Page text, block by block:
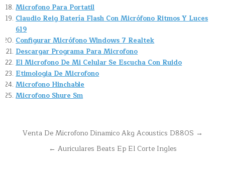
Microfono Para Portatil
Claudio Reig Batería Flash Con Micrófono Ritmos Y Luces
619
Configurar Micrófono Windows 7 Realtek
Descargar Programa Para Microfono
El Microfono De Mi Celular Se Escucha Con Ruido
Etimologia De Microfono
Microfono Hinchable
Microfono Shure Sm
Navegación
Venta De Microfono Dinamico Akg Acoustics D880S →
← Auriculares Beats Ep El Corte Ingles